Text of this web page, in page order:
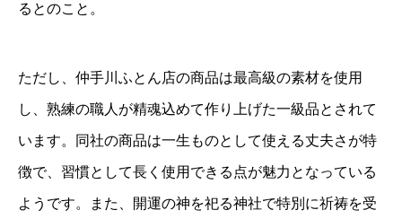
るとのこと。
ただし、仲手川ふとん店の商品は最高級の素材を使用
し、熟練の職人が精魂込めて作り上げた一級品とされて
います。同社の商品は一生ものとして使える丈夫さが特
徴で、習慣として長く使用できる点が魅力となっている
ようです。また、開運の神を祀る神社で特別に祈祷を受